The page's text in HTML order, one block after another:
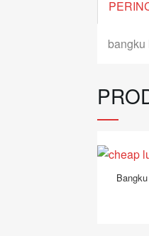
bangku